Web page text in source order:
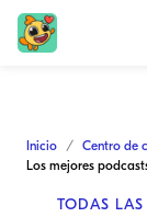
Inicio Centro de
TODAS